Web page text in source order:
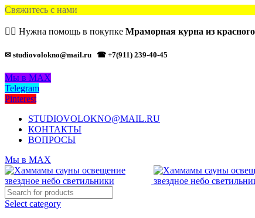
Свяжитесь с нами
🙋‍♂️ Нужна помощь в покупке Мраморная курна из
✉ studiovolokno@mail.ru ☎ +7(911) 239-40-45
Мы в MAX
Telegram
Pinterest
STUDIOVOLOKNO@MAIL.RU
КОНТАКТЫ
ВОПРОСЫ
Мы в MAX
Select category